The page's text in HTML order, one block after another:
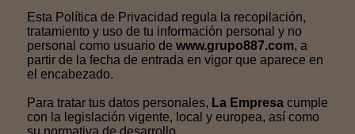
Esta Política de Privacidad regula la recopilación,
tratamiento y uso de tu información personal y no
personal como usuario de www.grupo887.com, a
partir de la fecha de entrada en vigor que aparece en
el encabezado.
Para tratar tus datos personales, La Empresa cumple
con la legislación vigente, local y europea, así como
su normativa de desarrollo.